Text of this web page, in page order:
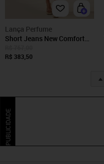
Lança Perfume
Short Jeans New Comfort
R$ 383,50
PUBLICIDADE